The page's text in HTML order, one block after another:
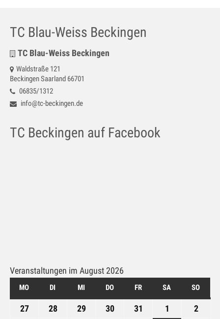
TC Blau-Weiss Beckingen
TC Blau-Weiss Beckingen
Waldstraße 121
Beckingen Saarland 66701
06835/1312
info@tc-beckingen.de
TC Beckingen auf Facebook
Veranstaltungen im August 2026
MO MONTAG
DI DIENSTAG
MI MITTWOCH
DODONNERSTAG
FRFREITAGSA SAMSTAG
SO
2727.
2828.
2929.
3030.
31 1 22.